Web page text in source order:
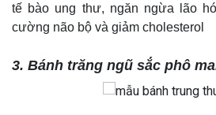
tế bào ung thư, ngăn ngừa lão
cường não bộ và giảm cholesterol
3. Bánh trăng ngũ sắc phô